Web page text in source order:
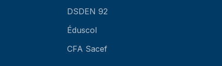
DSDEN 92
Éduscol
CFA Sacef